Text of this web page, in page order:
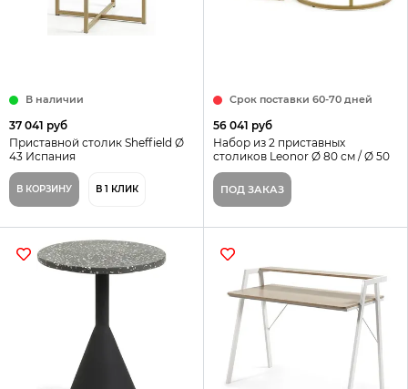
В наличии
37 041 руб
Приставной столик Sheffield Ø
43 Испания
В КОРЗИНУ В 1 КЛИК
Срок поставки 60-70 дней
56 041 руб
Набор из 2 приставных
столиков Leonor Ø 80 см / Ø 50
см
ПОД ЗАКАЗ